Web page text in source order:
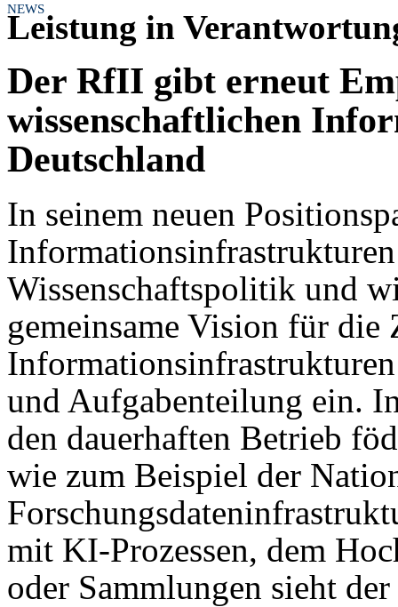
NEWS
Leistung in
Der RfII gibt erneut
wissenschaftlichen
Deutschland
In seinem neuen
Wissenschaftspolitik und
gemeinsame Vision für
und Aufgabenteilung ein.
den dauerhaften Betrieb
wie zum Beispiel der
mit KI-Prozessen, dem
oder Sammlungen sieht